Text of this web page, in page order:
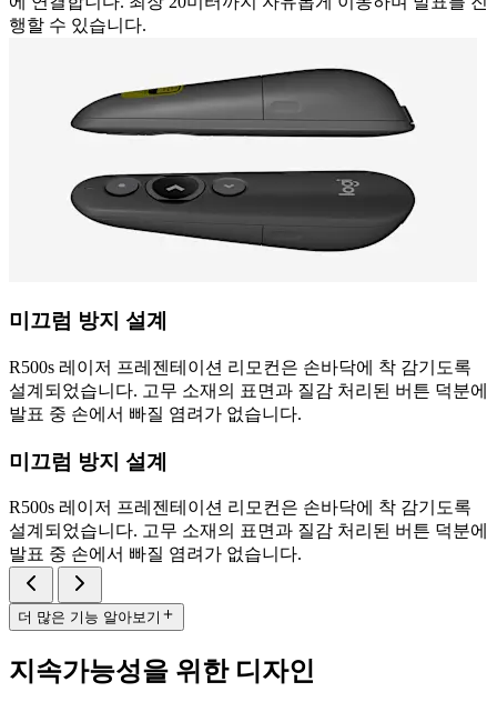
행할 수 있습니다.
미끄럼 방지 설계
R500s 레이저 프레젠테이션 리모컨은 손바닥에 착 감기도록
설계되었습니다. 고무 소재의 표면과 질감 처리된 버튼 덕분에
발표 중 손에서 빠질 염려가 없습니다.
미끄럼 방지 설계
R500s 레이저 프레젠테이션 리모컨은 손바닥에 착 감기도록
설계되었습니다. 고무 소재의 표면과 질감 처리된 버튼 덕분에
발표 중 손에서 빠질 염려가 없습니다.
더 많은 기능 알아보기
지속가능성을 위한 디자인